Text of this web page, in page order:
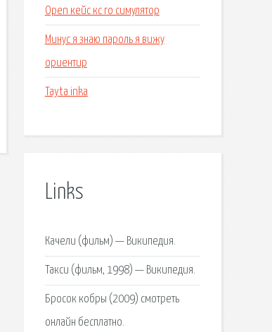
Open кейс кс го симулятор
Минус я знаю пароль я вижу
ориентир
Tayta inka
Links
Качели (фильм) — Википедия.
Такси (фильм, 1998) — Википедия.
Бросок кобры (2009) смотреть
онлайн бесплатно.